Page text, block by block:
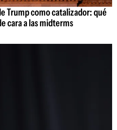
Trump como catalizador: qué
cara a las midterms